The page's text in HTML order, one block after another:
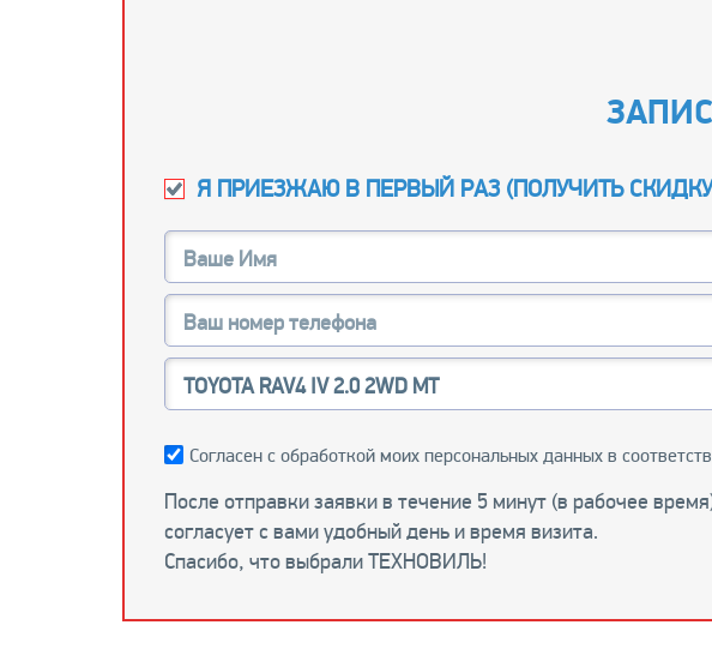
Я ПРИЕЗЖАЮ В ПЕРВЫЙ РАЗ (ПОЛУЧИТЬ
Согласен с обработкой моих персональных данных в
После отправки заявки в течение 5 минут (в рабочее
согласует с вами удобный день и время визита.
Спасибо, что выбрали ТЕХНОВИЛЬ!